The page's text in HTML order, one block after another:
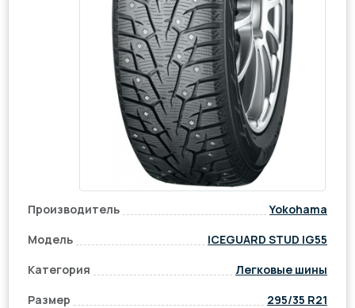
Производитель
Yokohama
Модель
ICEGUARD STUD IG55
Категория
Легковые шины
Размер
295/35 R21